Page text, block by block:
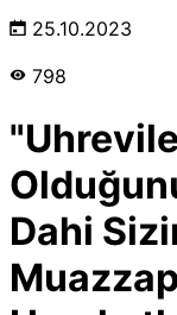
25.10.2023
798
Dahi